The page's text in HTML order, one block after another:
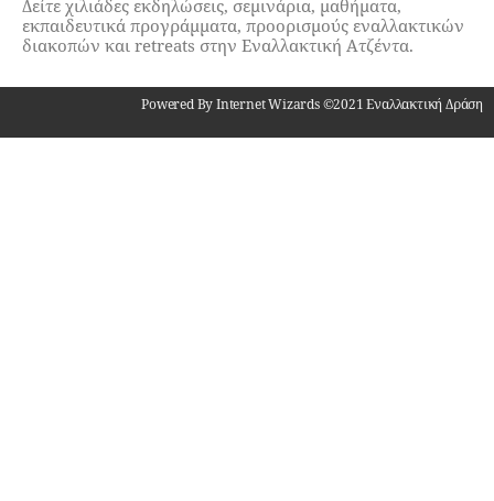
Δείτε χιλιάδες εκδηλώσεις, σεμινάρια, μαθήματα,
εκπαιδευτικά προγράμματα, προορισμούς εναλλακτικών
διακοπών και retreats στην Εναλλακτική Ατζέντα.
Powered By Internet Wizards ©2021 Εναλλακτική Δράση